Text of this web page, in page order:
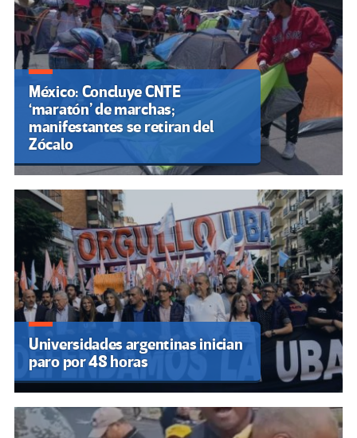
México: Concluye CNTE
‘maratón’ de marchas;
manifestantes se retiran del
Zócalo
Universidades argentinas inician
paro por 48 horas